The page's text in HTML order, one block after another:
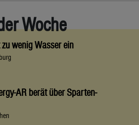
Woche
wenig Wasser ein
AR berät über Sparten-